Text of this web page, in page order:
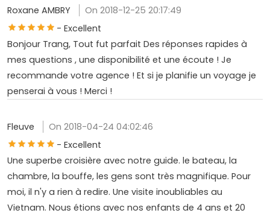
Roxane AMBRY
On 2018-12-25 20:17:49
- Excellent
Bonjour Trang, Tout fut parfait Des réponses rapides à
mes questions , une disponibilité et une écoute ! Je
recommande votre agence ! Et si je planifie un voyage je
penserai à vous ! Merci !
Fleuve
On 2018-04-24 04:02:46
- Excellent
Une superbe croisière avec notre guide. le bateau, la
chambre, la bouffe, les gens sont très magnifique. Pour
moi, il n'y a rien à redire. Une visite inoubliables au
Vietnam. Nous étions avec nos enfants de 4 ans et 20